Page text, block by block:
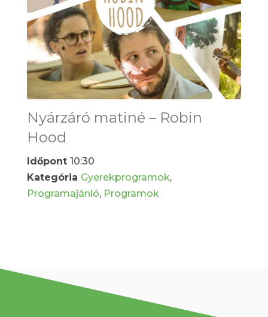
Nyárzáró matiné – Robin
Hood
Időpont 10:30
Kategória Gyerekprogramok,
Programajánló, Programok